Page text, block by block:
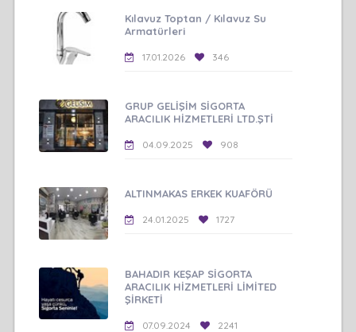
Kılavuz Toptan / Kılavuz Su
Armatürleri
17.01.2026 346
GRUP GELİŞİM SİGORTA
ARACILIK HİZMETLERİ LTD.ŞTİ
04.09.2025 908
ALTINMAKAS ERKEK KUAFÖRÜ
24.01.2025 1727
BAHADIR KEŞAP SİGORTA
ARACILIK HİZMETLERİ LİMİTED
ŞİRKETİ
07.09.2024 2241